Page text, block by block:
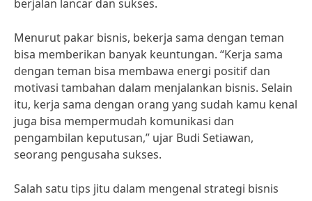
berjalan lancar dan sukses.
Menurut pakar bisnis, bekerja sama dengan teman
bisa memberikan banyak keuntungan. “Kerja sama
dengan teman bisa membawa energi positif dan
motivasi tambahan dalam menjalankan bisnis. Selain
itu, kerja sama dengan orang yang sudah kamu kenal
juga bisa mempermudah komunikasi dan
pengambilan keputusan,” ujar Budi Setiawan,
seorang pengusaha sukses.
Salah satu tips jitu dalam mengenal strategi bisnis